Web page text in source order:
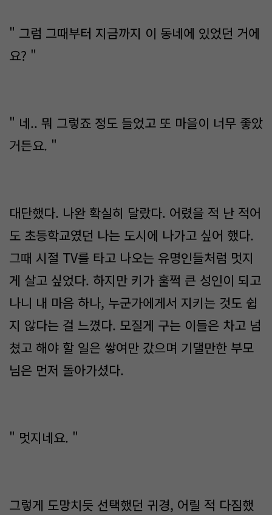
" 그럼 그때부터 지금까지 이 동네에 있었던 거에
요? "
" 네.. 뭐 그렇죠 정도 들었고 또 마을이 너무 좋았
거든요. "
대단했다. 나완 확실히 달랐다. 어렸을 적 난 적어
도 초등학교였던 나는 도시에 나가고 싶어 했다.
그때 시절 TV를 타고 나오는 유명인들처럼 멋지
게 살고 싶었다. 하지만 키가 훌쩍 큰 성인이 되고
나니 내 마음 하나, 누군가에게서 지키는 것도 쉽
지 않다는 걸 느꼈다. 모질게 구는 이들은 차고 넘
쳤고 해야 할 일은 쌓여만 갔으며 기댈만한 부모
님은 먼저 돌아가셨다.
" 멋지네요. "
그렇게 도망치듯 선택했던 귀경, 어릴 적 다짐했